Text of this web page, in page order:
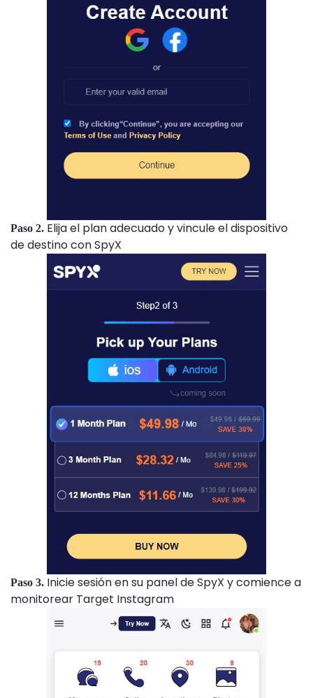
Paso 2. Elija el plan adecuado y vincule el dispositivo
de destino con SpyX
Paso 3. Inicie sesión en su panel de SpyX y comience a
monitorear Target Instagram